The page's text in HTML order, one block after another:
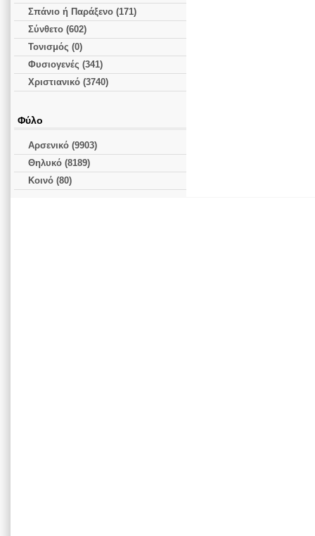
Σπάνιο ή Παράξενο (171)
Σύνθετο (602)
Τονισμός (0)
Φυσιογενές (341)
Χριστιανικό (3740)
Φύλο
Αρσενικό (9903)
Θηλυκό (8189)
Κοινό (80)